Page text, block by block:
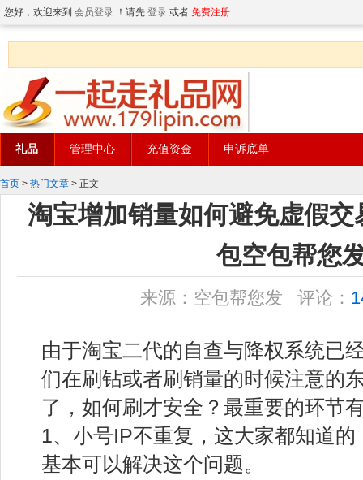
您好，欢迎来到 会员登录 ！请先 登录 或者 免费注册
礼品 管理中心 充值资金 申诉底单
首页 > 热门文章 > 正文
淘宝增加销量如何避免虚假
包空包帮您
来源：空包帮您发 评论：
由于淘宝二代的自查与降权系统已
们在刷钻或者刷销量的时候注意的
了，如何刷才安全？最重要的环节
1、小号IP不重复，这大家都知道
基本可以解决这个问题。